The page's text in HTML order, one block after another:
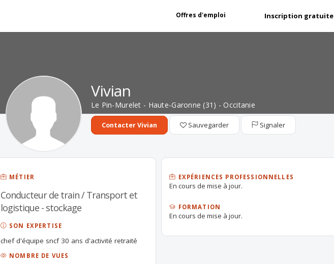
Offres d'emploi Inscription gratuite
Vivian
Le Pin-Murelet - Haute-Garonne (31) - Occitanie
Contacter Vivian Sauvegarder Signaler
MÉTIER
Conducteur de train / Transport et
logistique - stockage
SON EXPERTISE
chef d'équipe sncf 30 ans d'activité retraité
NOMBRE DE VUES
EXPÉRIENCES PROFESSIONNELLES
En cours de mise à jour.
FORMATION
En cours de mise à jour.